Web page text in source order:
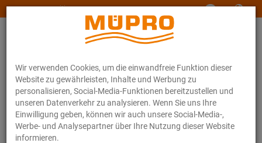
Wir verwenden Cookies, um die einwandfreie Funktion dieser
Website zu gewährleisten, Inhalte und Werbung zu
personalisieren, Social-Media-Funktionen bereitzustellen und
unseren Datenverkehr zu analysieren. Wenn Sie uns Ihre
Einwilligung geben, können wir auch unsere Social-Media-,
Werbe- und Analysepartner über Ihre Nutzung dieser Website
informieren.
www.muepro-maritim.com
Online-Katalog Befestigungstechnik
Schallschutz
Rohrschellen mit Schalldämmung
ISO-Schellen Typ H, M, T